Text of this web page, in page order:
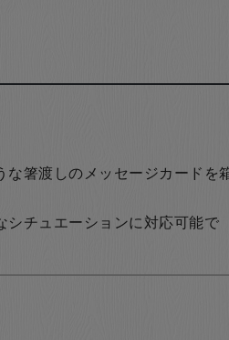
な箸渡しのメッセージカードを
シチュエーションに対応可能で